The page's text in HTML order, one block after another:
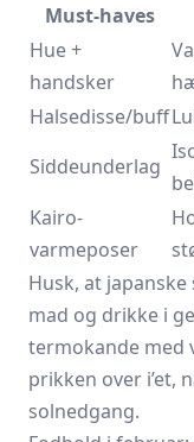
Must-haves
Hue +
handsker
Halsedisse/buff
Siddeunderlag
Kairo-
varmeposer
Husk, at
mad og drikke i
termokande med
prikken over i’et,
solnedgang.